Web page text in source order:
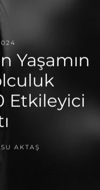
Yaşamın
Etkileyici
AKTAŞ